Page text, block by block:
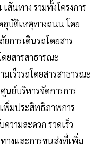
ส้นทาง รวมทั้งโครงการ
บัติเหตุทางถนน โดย
การเดินรถโดยสาร
ยสารสาธารณะ
เร็วรถโดยสารสาธารณะ
นย์บริหารจัดการการ
พิ่มประสิทธิภาพการ
วามสะดวก รวดเร็ว
างและการขนส่งที่เพิ่ม